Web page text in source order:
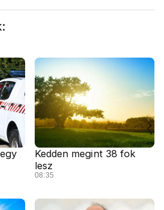
Kedden megint 38 fok
lesz
08:35